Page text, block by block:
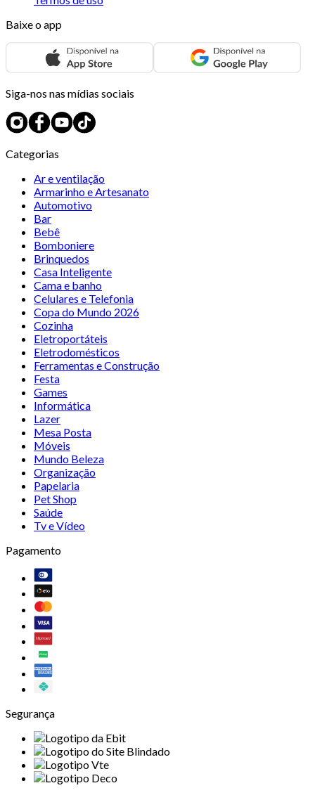
Baixe o app
Siga-nos nas mídias sociais
Categorias
Ar e ventilação
Armarinho e Artesanato
Automotivo
Bar
Bebê
Bomboniere
Brinquedos
Casa Inteligente
Cama e banho
Celulares e Telefonia
Copa do Mundo 2026
Cozinha
Eletroportáteis
Eletrodomésticos
Ferramentas e Construção
Festa
Games
Informática
Lazer
Mesa Posta
Móveis
Mundo Beleza
Organização
Papelaria
Pet Shop
Saúde
Tv e Vídeo
Pagamento
Segurança